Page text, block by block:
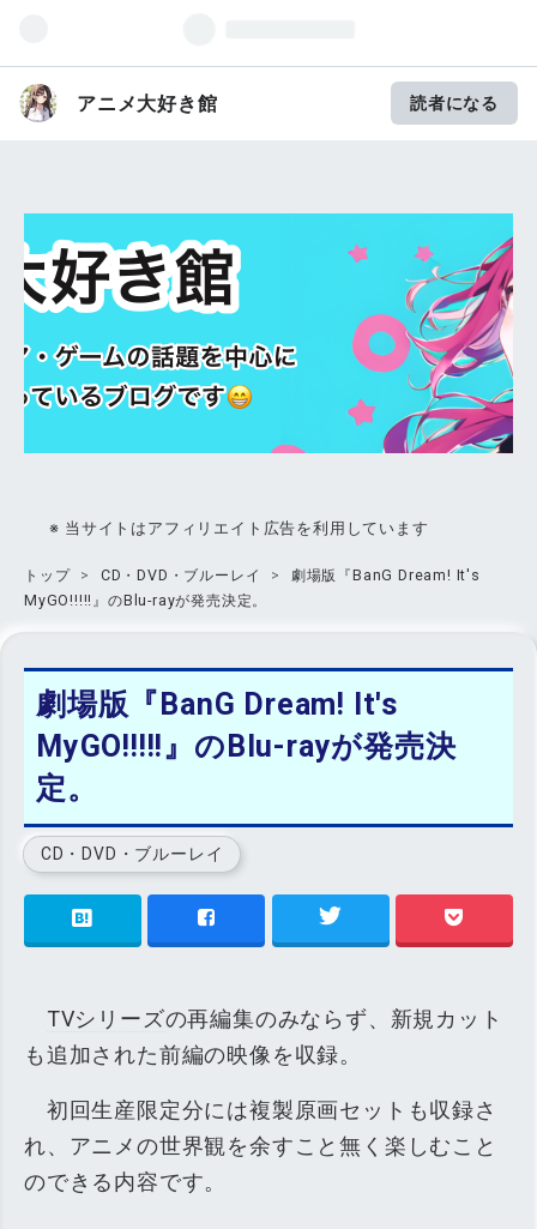
アニメ大好き館 読者になる
※ 当サイトはアフィリエイト広告を利用しています
トップ > CD・DVD・ブルーレイ >
劇場版『BanG Dream! It's
MyGO!!!!!』のBlu-rayが発売決定。
劇場版『BanG Dream! It's
MyGO!!!!!』のBlu-rayが発売決
定。
CD・DVD・ブルーレイ
TVシリーズの再編集のみならず、新規カット
も追加された前編の映像を収録。
初回生産限定分には複製原画セットも収録さ
れ、アニメの世界観を余すこと無く楽しむこと
のできる内容です。